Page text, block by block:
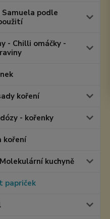
Samuela podle
- Chilli omáčky -
koření
- kořenky
koření
kuchyně
papriček